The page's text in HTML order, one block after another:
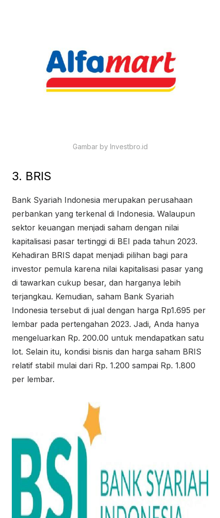
Gambar by Investbro.id
3. BRIS
Bank Syariah Indonesia merupakan perusahaan
perbankan yang terkenal di Indonesia. Walaupun
sektor keuangan menjadi saham dengan nilai
kapitalisasi pasar tertinggi di BEI pada tahun 2023.
Kehadiran BRIS dapat menjadi pilihan bagi para
investor pemula karena nilai kapitalisasi pasar yang
di tawarkan cukup besar, dan harganya lebih
terjangkau. Kemudian, saham Bank Syariah
Indonesia tersebut di jual dengan harga Rp1.695 per
lembar pada pertengahan 2023. Jadi, Anda hanya
mengeluarkan Rp. 200.00 untuk mendapatkan satu
lot. Selain itu, kondisi bisnis dan harga saham BRIS
relatif stabil mulai dari Rp. 1.200 sampai Rp. 1.800
per lembar.